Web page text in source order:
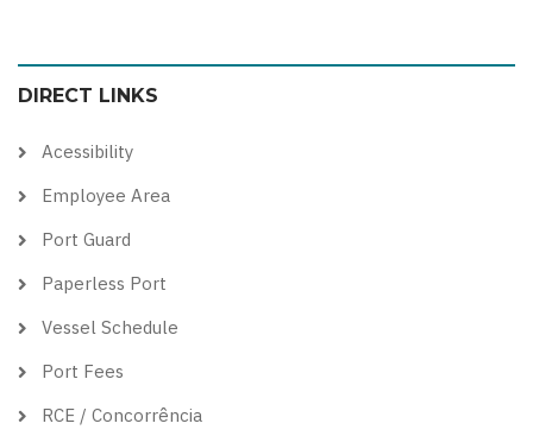
color
theme
blue
theme
high
visibility
soft
theme
DIRECT LINKS
Acessibility
Employee Area
Port Guard
Paperless Port
Vessel Schedule
Port Fees
RCE / Concorrência